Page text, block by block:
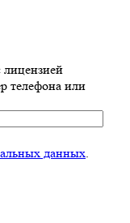
лицензией
телефона или
данных.